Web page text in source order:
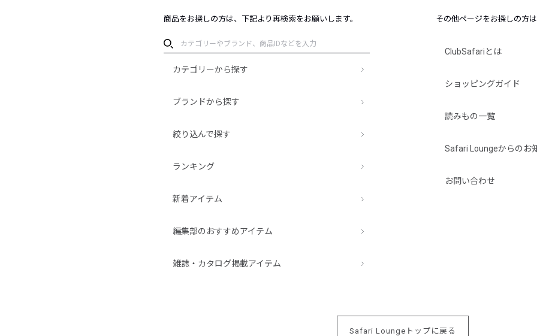
商品をお探しの方は、下記より再検索をお願いします。
カテゴリーから探す
ブランドから探す
絞り込んで探す
ランキング
新着アイテム
編集部のおすすめアイテム
雑誌・カタログ掲載アイテム
その他ページをお探しの方は
ClubSafariとは
ショッピングガイド
読みもの一覧
Safari Loungeからのお
お問い合わせ
Safari Loungeトップに戻る